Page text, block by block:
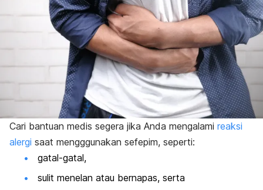
Cari bantuan medis segera jika Anda mengalami reaksi
alergi saat mengggunakan sefepim, seperti:
gatal-gatal,
sulit menelan atau bernapas, serta